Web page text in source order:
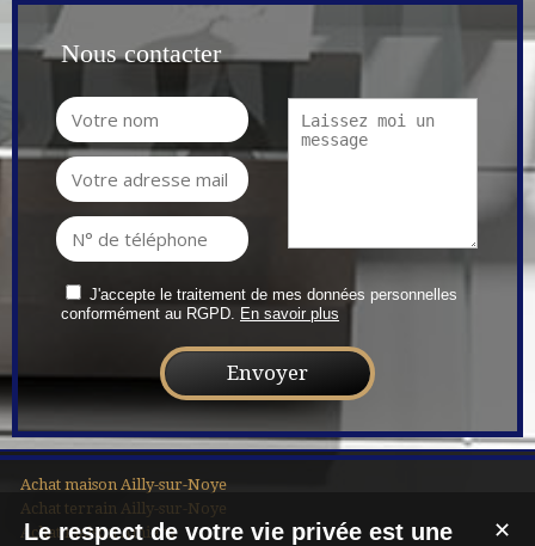
Nous contacter
J'accepte le traitement de mes données personnelles
conformément au RGPD. En savoir plus
Achat maison Ailly-sur-Noye
Achat terrain Ailly-sur-Noye
Achat maison Amiens
✕
Le respect de votre vie privée est une